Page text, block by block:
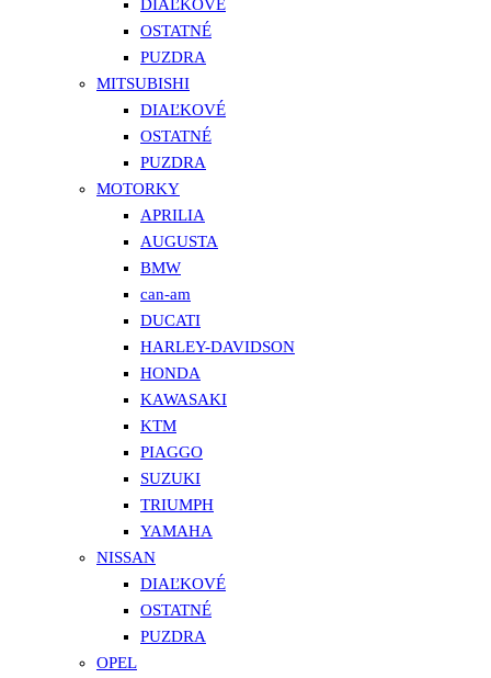
DIAĽKOVÉ
OSTATNÉ
PUZDRA
MITSUBISHI
DIAĽKOVÉ
OSTATNÉ
PUZDRA
MOTORKY
APRILIA
AUGUSTA
BMW
can-am
DUCATI
HARLEY-DAVIDSON
HONDA
KAWASAKI
KTM
PIAGGO
SUZUKI
TRIUMPH
YAMAHA
NISSAN
DIAĽKOVÉ
OSTATNÉ
PUZDRA
OPEL